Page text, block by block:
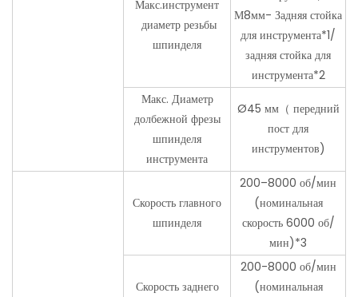
Макс.инструмент
диаметр резьбы
шпинделя
М8мм- Задняя стойка
для инструмента*1/
задняя стойка для
инструмента*2
Макс. Диаметр
долбежной фрезы
шпинделя
инструмента
Ø45 мм（ передний
пост для
инструментов)
Скорость главного
шпинделя
200–8000 об/мин
(номинальная
скорость 6000 об/
мин)*3
Скорость заднего
200-8000 об/мин
(номинальная